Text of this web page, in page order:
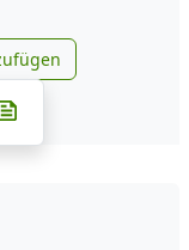
Google
auf Telegram
X